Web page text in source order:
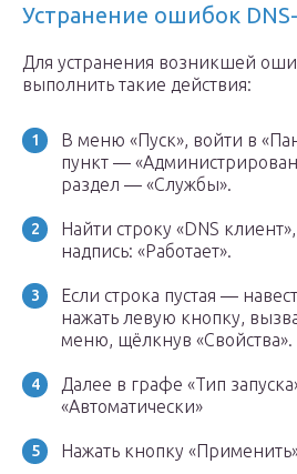
Устранение ошибок
Для устранения возникшей
выполнить такие действия:
В меню «Пуск», войти в
пункт —
раздел — «Службы».
Найти строку «DNS
надпись: «Работает».
Если строка пустая —
нажать левую кнопку,
меню, щёлкнув «Свойства».
Далее в графе «Тип
«Автоматически»
Нажать кнопку